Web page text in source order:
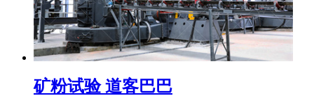
矿粉试验 道客巴巴